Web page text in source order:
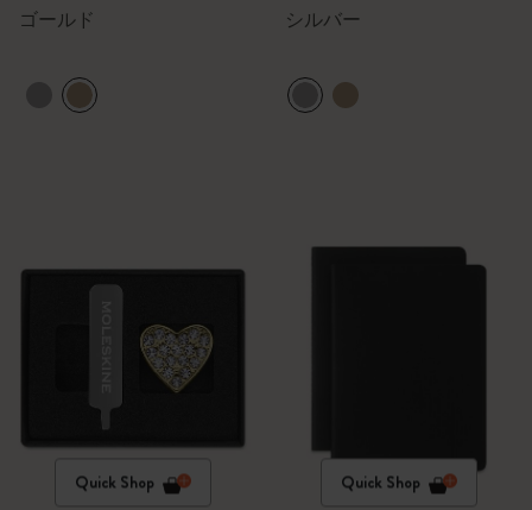
ゴールド シルバー
Quick Shop Quick Shop